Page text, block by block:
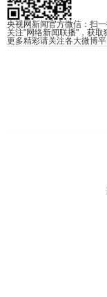
央视网新闻官方微信：扫一
关注"网络新闻联播"，获取
更多精彩请关注各大微博